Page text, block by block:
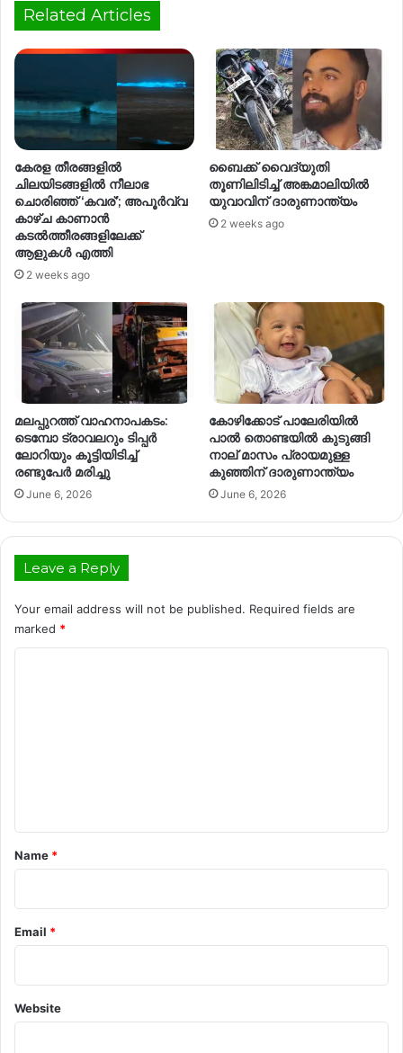
Related Articles
കേരള തീരങ്ങളിൽ
ചിലയിടങ്ങളിൽ നീലാഭ
ചൊരിഞ്ഞ് ‘കവര്’; അപൂർവ്വ
കാഴ്ച കാണാൻ
കടൽത്തീരങ്ങളിലേക്ക്
ആളുകൾ എത്തി
2 weeks ago
ബൈക്ക് വൈദ്യുതി
തൂണിലിടിച്ച് അങ്കമാലിയിൽ
യുവാവിന് ദാരുണാന്ത്യം
2 weeks ago
മലപ്പുറത്ത് വാഹനാപകടം:
ടെമ്പോ ട്രാവലറും ടിപ്പർ
ലോറിയും കൂട്ടിയിടിച്ച്
രണ്ടുപേർ മരിച്ചു
June 6, 2026
കോഴിക്കോട് പാലേരിയിൽ
പാൽ തൊണ്ടയിൽ കുടുങ്ങി
നാല് മാസം പ്രായമുള്ള
കുഞ്ഞിന് ദാരുണാന്ത്യം
June 6, 2026
Leave a Reply
Your email address will not be published. Required fields are
marked *
*
Name *
Email *
Website